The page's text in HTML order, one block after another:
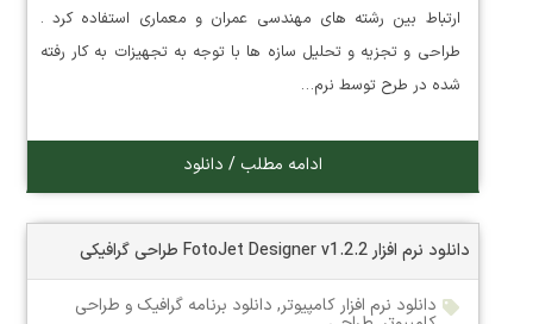
ارتباط بین رشته های مهندسی عمران و معماری استفاده کرد .
طراحی و تجزیه و تحلیل سازه ها با توجه به تجهیزات به کار رفته
شده در طرح توسط نرم…
ادامه مطلب / دانلود
دانلود نرم افزار FotoJet Designer v1.2.2 طراحی گرافیکی
دانلود نرم افزار کامپیوتر, دانلود برنامه گرافیک و طراحی